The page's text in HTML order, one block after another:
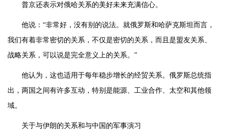
普京还表示对俄哈关系的美好未来充满信心。
他说：“非常好，没有别的说法。就俄罗斯和哈萨克斯坦而言，
我们有着非常密切的关系，不仅是密切的关系，而且是盟友关系、
战略关系，可以说是完全意义上的关系。”
他认为，这也适用于每年稳步增长的经贸关系。俄罗斯总统指
出，两国之间有许多互动，特别是能源、工业合作、太空和其他领
域。
关于与伊朗的关系和与中国的军事演习